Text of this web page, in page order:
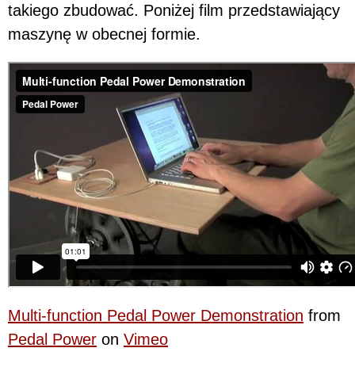
takiego zbudować. Poniżej film przedstawiający
maszynę w obecnej formie.
Multi-function Pedal Power Demonstration from
Pedal Power on Vimeo